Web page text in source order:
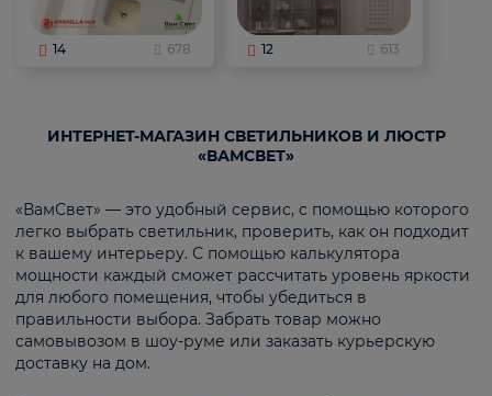
14 678 12 613
ИНТЕРНЕТ-МАГАЗИН СВЕТИЛЬНИКОВ И ЛЮСТР
«ВАМСВЕТ»
«ВамСвет» — это удобный сервис, с помощью которого
легко выбрать светильник, проверить, как он подходит
к вашему интерьеру. С помощью калькулятора
мощности каждый сможет рассчитать уровень яркости
для любого помещения, чтобы убедиться в
правильности выбора. Забрать товар можно
самовывозом в шоу-руме или заказать курьерскую
доставку на дом.